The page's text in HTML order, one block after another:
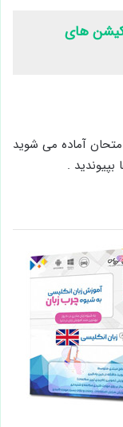
های
آماده می شوید
.